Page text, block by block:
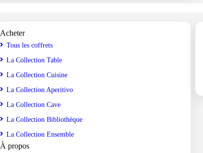
Acheter
Tous les coffrets
La Collection Table
La Collection Cuisine
La Collection Aperitivo
La Collection Cave
La Collection Bibliothèque
La Collection Ensemble
À propos